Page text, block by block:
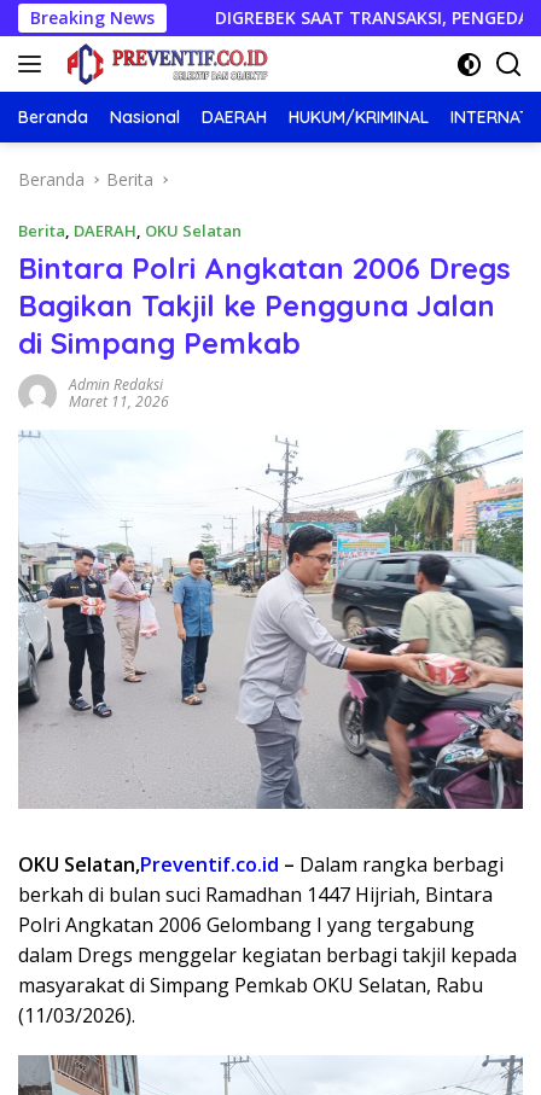
Langsung
ke
konten
Breaking News
DIGREBEK SAAT TRANSAKSI, PENGEDAR SABU DI
Beranda Nasional DAERAH HUKUM/KRIMINAL
Beranda Berita
Berita, DAERAH, OKU Selatan
Bintara Polri Angkatan 2006 Dregs
Bagikan Takjil ke Pengguna Jalan
di Simpang Pemkab
Admin Redaksi
Maret 11, 2026
OKU Selatan,Preventif.co.id – Dalam rangka berbagi
berkah di bulan suci Ramadhan 1447 Hijriah, Bintara
Polri Angkatan 2006 Gelombang I yang tergabung
dalam Dregs menggelar kegiatan berbagi takjil kepada
masyarakat di Simpang Pemkab OKU Selatan, Rabu
(11/03/2026).